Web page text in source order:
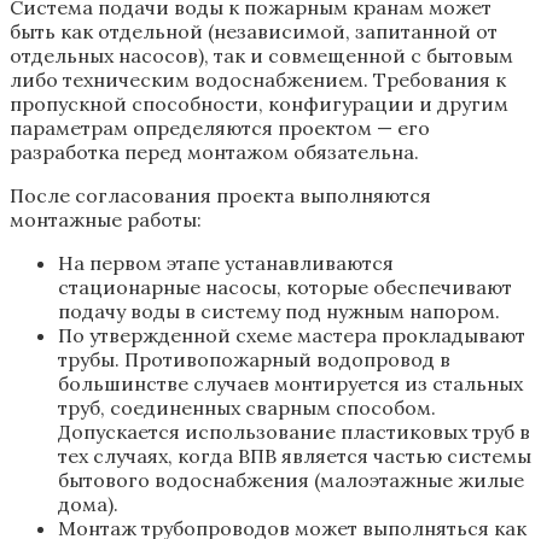
Система подачи воды к пожарным кранам может
быть как отдельной (независимой, запитанной от
отдельных насосов), так и совмещенной с бытовым
либо техническим водоснабжением. Требования к
пропускной способности, конфигурации и другим
параметрам определяются проектом — его
разработка перед монтажом обязательна.
После согласования проекта выполняются
монтажные работы:
На первом этапе устанавливаются
стационарные насосы, которые обеспечивают
подачу воды в систему под нужным напором.
По утвержденной схеме мастера прокладывают
трубы. Противопожарный водопровод в
большинстве случаев монтируется из стальных
труб, соединенных сварным способом.
Допускается использование пластиковых труб в
тех случаях, когда ВПВ является частью системы
бытового водоснабжения (малоэтажные жилые
дома).
Монтаж трубопроводов может выполняться как